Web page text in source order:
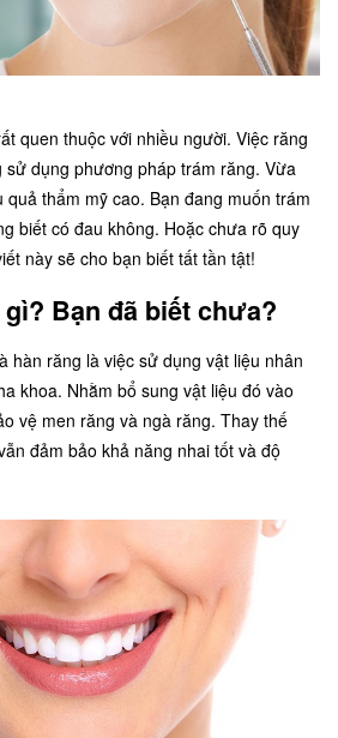
quen thuộc với nhiều người. Việc răng
dụng phương pháp trám răng. Vừa
quả thẩm mỹ cao. Bạn đang muốn trám
biết có đau không. Hoặc chưa rõ quy
này sẽ cho bạn biết tất tần tật!
gì? Bạn đã biết chưa?
hàn răng là việc sử dụng vật liệu nhân
khoa. Nhằm bổ sung vật liệu đó vào
vệ men răng và ngà răng. Thay thế
đảm bảo khả năng nhai tốt và độ